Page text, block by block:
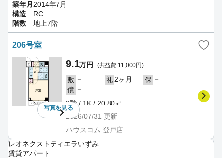
築年月 2014年7月
構造
RC
階数
地上7階
206号室
写真を見る
9.1万円 (共益費 11,000円)
敷 － 礼2ヶ月 保 －
償 －
2階 / 1K / 20.80㎡
2026/07/31 更新
ハウスコム 登戸店
レオネクストティエラいずみ
賃貸アパート